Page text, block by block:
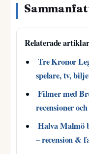
Relaterade artiklar
Tre Kronor
spelare, tv,
Filmer med
recensioner
Halva Malmö
– recension &